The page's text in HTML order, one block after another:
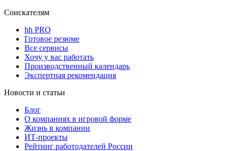
Соискателям
hh PRO
Готовое резюме
Все сервисы
Хочу у вас работать
Производственный календарь
Экспертная рекомендация
Новости и статьи
Блог
О компаниях в игровой форме
Жизнь в компании
ИТ-проекты
Рейтинг работодателей России